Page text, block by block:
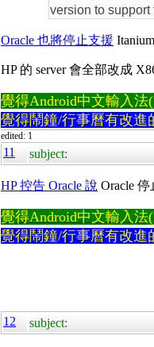
version to support
Oracle 也將停止支援
HP 的 server 會全部改成
覺得Android中文輸入
覺得鬧鐘/行事曆有改進
edited: 1
11 subject:
HP 控告 Oracle 說 Oracle
覺得Android中文輸入
覺得鬧鐘/行事曆有改進
12 subject: